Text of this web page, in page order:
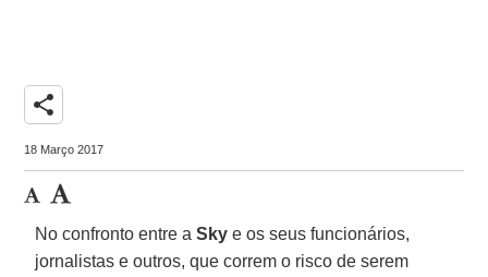
share
18 Março 2017
No confronto entre aSky e os seus funcionários,
jornalistas e outros, que correm o risco de serem